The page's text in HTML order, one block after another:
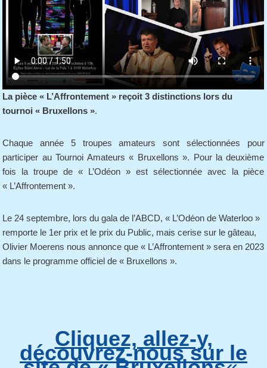
La pièce « L’Affrontement » reçoit 3 distinctions lors du
tournoi « Bruxellons ».
Chaque année 5 troupes amateurs sont sélectionnées pour
participer au Tournoi Amateurs « Bruxellons ». Pour la deuxième
fois la troupe de « L’Odéon » est sélectionnée avec la pièce
« L’Affrontement ».
Le 24 septembre, lors du gala de l’ABCD, « L’Odéon de Waterloo »
remporte le 1er prix et le prix du Public, mais cerise sur le gâteau,
Olivier Moerens nous annonce que « L’Affrontement » sera en 2023
dans le programme officiel de « Bruxellons ».
Cliquez, allez-y,
découvrez-nous sur le